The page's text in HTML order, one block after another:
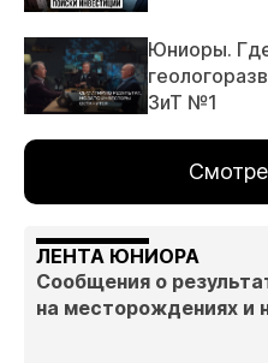
Юниоры.
ЗиТ №1
ЛЕНТА ЮНИОРА
Сообщения о
на месторождениях и